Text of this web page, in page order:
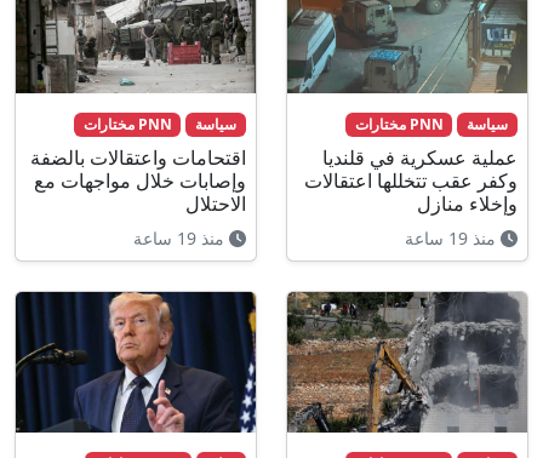
سياسة PNN مختارات
عملية عسكرية في قلنديا
وكفر عقب تتخللها اعتقالات
وإخلاء منازل
منذ 19 ساعة
سياسة PNN مختارات
اقتحامات واعتقالات بالضفة
وإصابات خلال مواجهات مع
الاحتلال
منذ 19 ساعة